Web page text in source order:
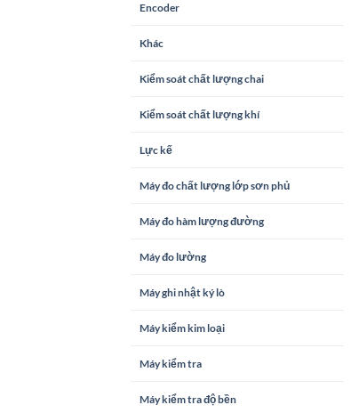
Encoder
Khác
Kiểm soát chất lượng chai
Kiểm soát chất lượng khí
Lực kế
Máy đo chất lượng lớp sơn phủ
Máy đo hàm lượng đường
Máy đo lường
Máy ghi nhật ký lò
Máy kiểm kim loại
Máy kiểm tra
Máy kiểm tra độ bền